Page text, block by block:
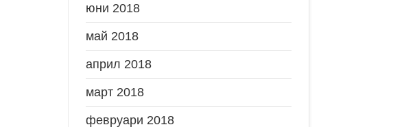
юни 2018
май 2018
април 2018
март 2018
февруари 2018